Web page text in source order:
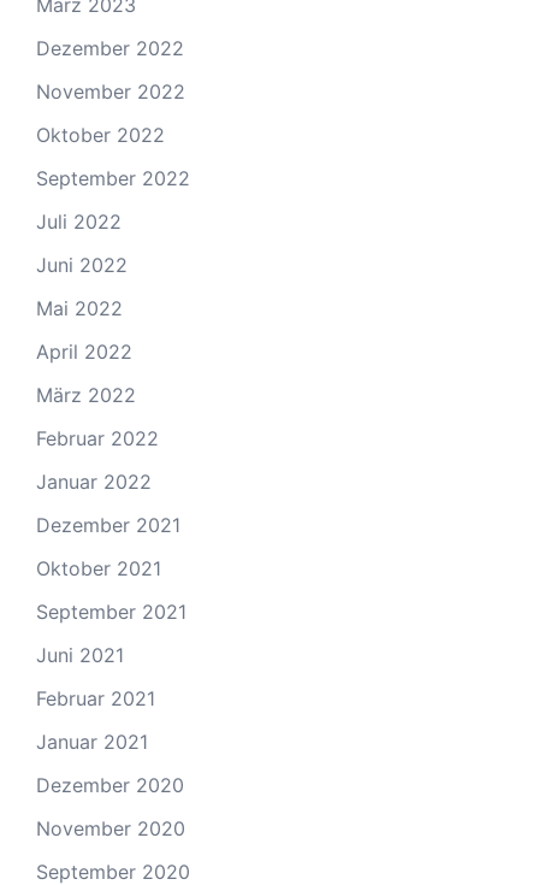
März 2023
Dezember 2022
November 2022
Oktober 2022
September 2022
Juli 2022
Juni 2022
Mai 2022
April 2022
März 2022
Februar 2022
Januar 2022
Dezember 2021
Oktober 2021
September 2021
Juni 2021
Februar 2021
Januar 2021
Dezember 2020
November 2020
September 2020